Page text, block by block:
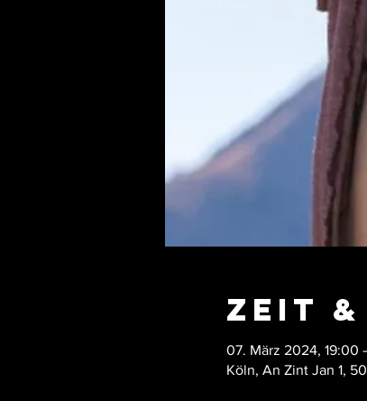
Zeit
07. März 2024, 19:00
Köln, An Zint Jan 1,